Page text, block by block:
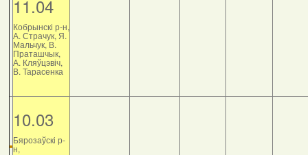
11.04
Кобрынскі р-н,
А. Страчук, Я.
Мальчук, В.
Праташчык,
А. Кляўцэвіч,
В. Тарасенка
10.03
Бярозаўскі р-
н,